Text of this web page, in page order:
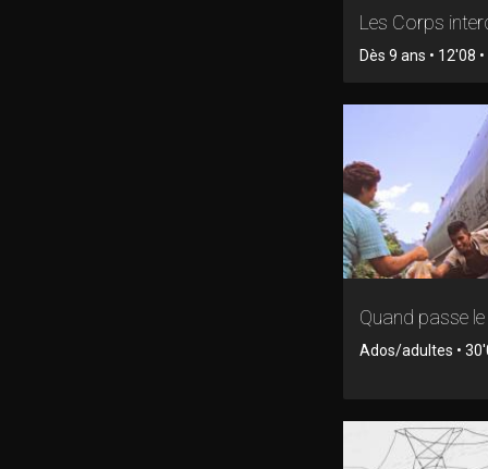
Les Corps
Dès 9 ans • 12'08
Quand passe
Ados/adultes •